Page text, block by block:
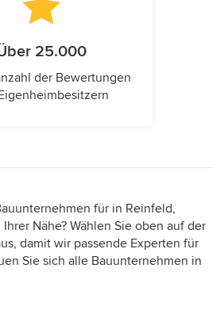
25.000
der Bewertungen
für in Reinfeld,
Nähe? Wählen Sie oben auf der
damit wir passende Experten für
Sie sich alle Bauunternehmen in